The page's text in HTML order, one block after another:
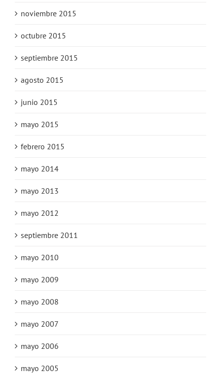
noviembre 2015
octubre 2015
septiembre 2015
agosto 2015
junio 2015
mayo 2015
febrero 2015
mayo 2014
mayo 2013
mayo 2012
septiembre 2011
mayo 2010
mayo 2009
mayo 2008
mayo 2007
mayo 2006
mayo 2005